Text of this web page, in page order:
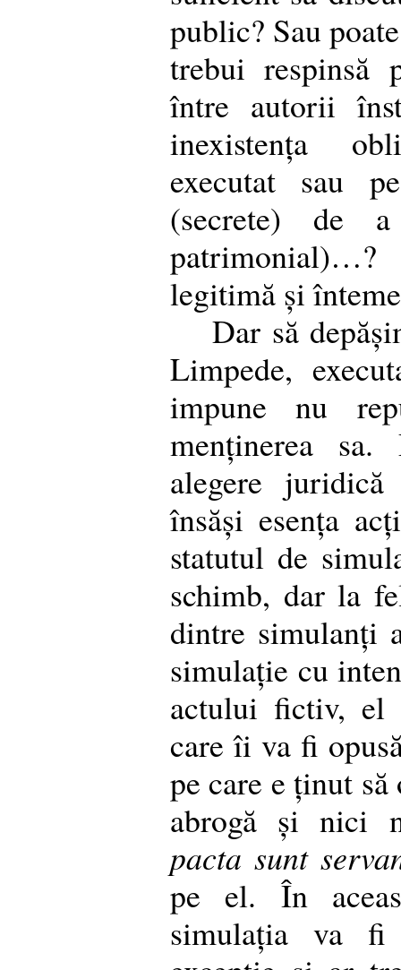
public? Sau
trebui respinsă
între autorii
inexistența
executat sau
(secrete) de
legitimă și
Dar să
Limpede,
impune nu
menținerea
alegere
însăși esența
statutul de
schimb, dar la
dintre simulanți
simulație cu
actului fictiv,
care îi va fi
pe care e ținut
abrogă și nici
pacta sunt
pe el. În
simulația va